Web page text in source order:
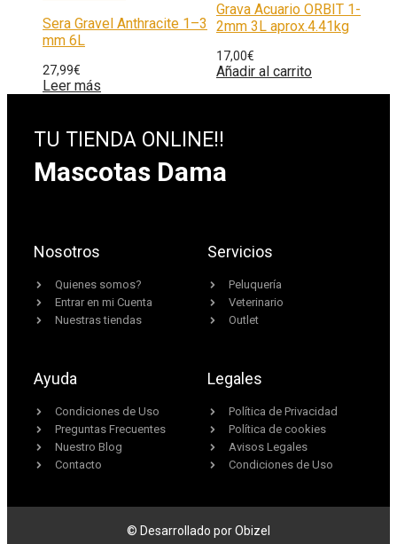
Sera Gravel Anthracite 1–3
mm 6L
27,99€
Leer más
Grava Acuario ORBIT 1-
2mm 3L aprox.4.41kg
17,00€
Añadir al carrito
TU TIENDA ONLINE!!
Mascotas Dama
Nosotros
Quienes somos?
Entrar en mi Cuenta
Nuestras tiendas
Servicios
Peluquería
Veterinario
Outlet
Ayuda
Condiciones de Uso
Preguntas Frecuentes
Nuestro Blog
Contacto
Legales
Política de Privacidad
Política de cookies
Avisos Legales
Condiciones de Uso
© Desarrollado por Obizel